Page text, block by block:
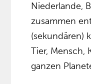
Niederlande,
zusammen
(sekundären)
Tier, Mensch,
ganzen